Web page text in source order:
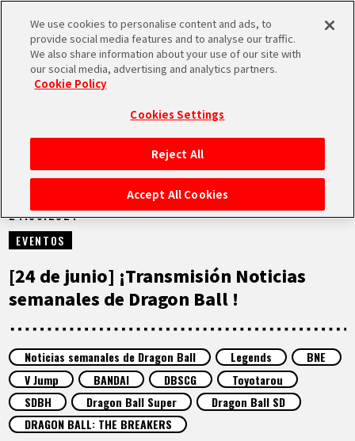
MEN
INICIO
NOTICIAS
LO MÁS DESTACADO
ARTÍCULOS
ACERCA DE
VÍDEOS
24.06.2024
EVENTOS
[24 de junio] ¡Transmisión Noticias
semanales de Dragon Ball !
Noticias semanales de Dragon Ball Legends
BNE
V Jump
BANDAI DBSCG
Toyotarou
SDBH
Dragon Ball Super
Dragon Ball SD
DRAGON BALL: THE BREAKERS
We use cookies to personalise content and ads, to
provide social media features and to analyse our traffic.
We also share information about your use of our site with
our social media, advertising and analytics partners.
Cookie Policy
Cookies Settings
Reject All
Accept All Cookies